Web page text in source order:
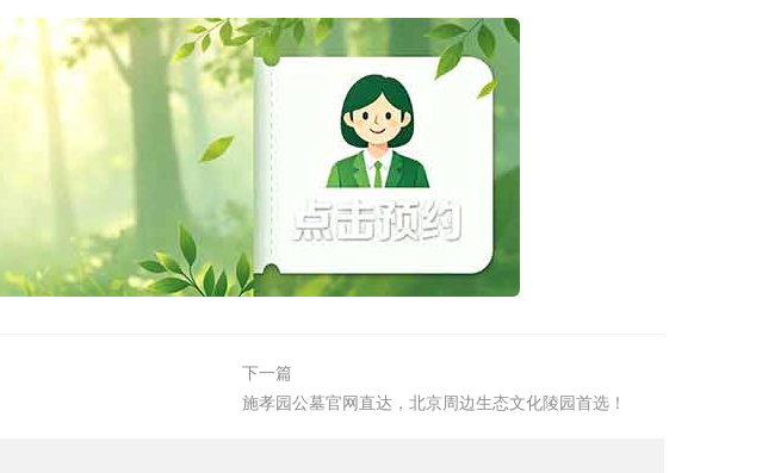
下一篇
施孝园公墓官网直达，北京周边生态文化陵园首选！